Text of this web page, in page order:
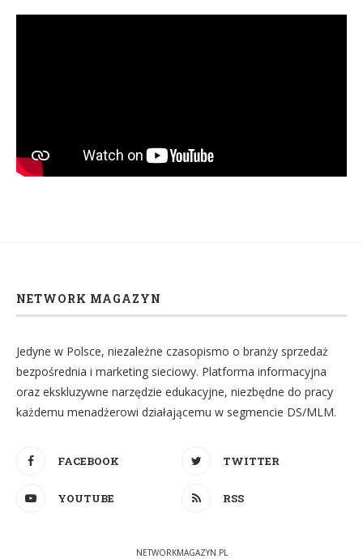
NETWORK MAGAZYN
Jedyne w Polsce, niezależne czasopismo o branży sprzedaż
bezpośrednia i marketing sieciowy. Platforma informacyjna
oraz ekskluzywne narzędzie edukacyjne, niezbędne do pracy
każdemu menadżerowi działającemu w segmencie DS/MLM.
FACEBOOK TWITTER
YOUTUBE RSS
NETWORKMAGAZYN.PL